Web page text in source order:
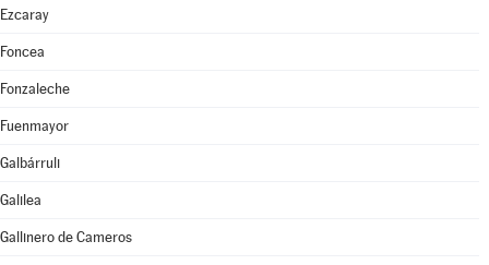
Ezcaray
Foncea
Fonzaleche
Fuenmayor
Galbárruli
Galilea
Gallinero de Cameros